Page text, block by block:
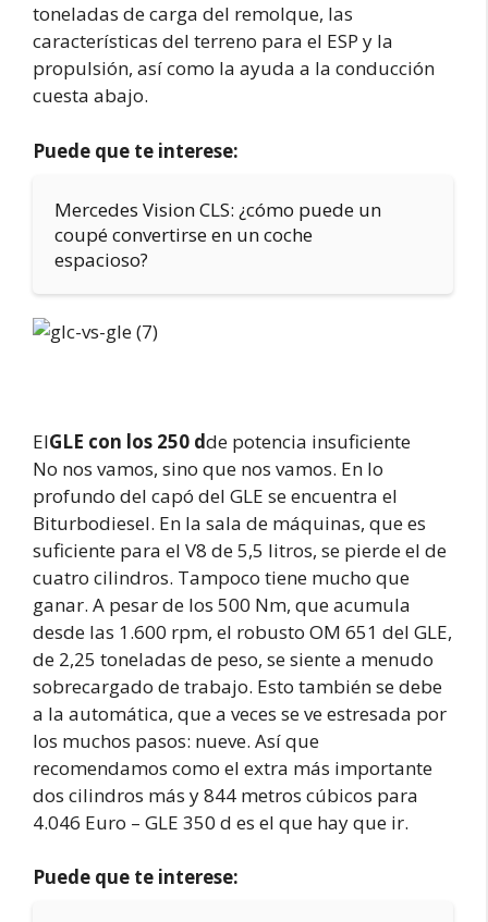
toneladas de carga del remolque, las
características del terreno para el ESP y la
propulsión, así como la ayuda a la conducción
cuesta abajo.
Puede que te interese:
Mercedes Vision CLS: ¿cómo puede un
coupé convertirse en un coche
espacioso?
ElGLE con los 250 dde potencia insuficiente
No nos vamos, sino que nos vamos. En lo
profundo del capó del GLE se encuentra el
Biturbodiesel. En la sala de máquinas, que es
suficiente para el V8 de 5,5 litros, se pierde el de
cuatro cilindros. Tampoco tiene mucho que
ganar. A pesar de los 500 Nm, que acumula
desde las 1.600 rpm, el robusto OM 651 del GLE,
de 2,25 toneladas de peso, se siente a menudo
sobrecargado de trabajo. Esto también se debe
a la automática, que a veces se ve estresada por
los muchos pasos: nueve. Así que
recomendamos como el extra más importante
dos cilindros más y 844 metros cúbicos para
4.046 Euro – GLE 350 d es el que hay que ir.
Puede que te interese: